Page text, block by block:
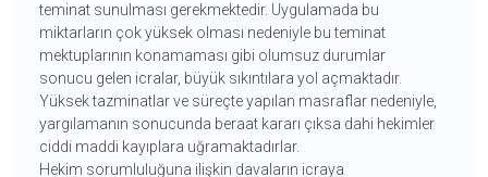
teminat sunulması gerekmektedir. Uygulamada bu
miktarların çok yüksek olması nedeniyle bu teminat
mektuplarının konamaması gibi olumsuz durumlar
sonucu gelen icralar, büyük sıkıntılara yol açmaktadır.
Yüksek tazminatlar ve süreçte yapılan masraflar nedeniyle,
yargılamanın sonucunda beraat kararı çıksa dahi hekimler
ciddi maddi kayıplara uğramaktadırlar.
Hekim sorumluluğuna ilişkin davaların icraya